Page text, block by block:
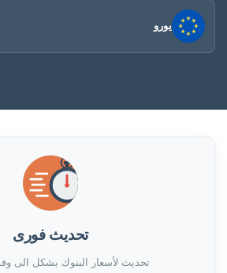
يورو
تحديث فورى
تحديث لأسعار البنوك بشكل الى